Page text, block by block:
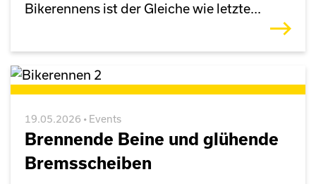
Bikerennens ist der Gleiche wie letzte...
19.05.2026 • Events
Brennende Beine und glühende
Bremsscheiben